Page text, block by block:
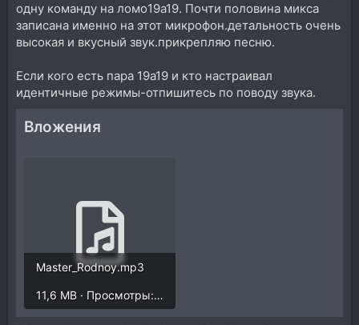
одну команду на ломо19а19. Почти половина микса
записана именно на этот микрофон.детальность очень
высокая и вкусный звук.прикрепляю песню.
Если кого есть пара 19а19 и кто настраивал
идентичные режимы-отпишитесь по поводу звука.
Вложения
Master_Rodnoy.mp3
11,6 MB · Просмотры: 67